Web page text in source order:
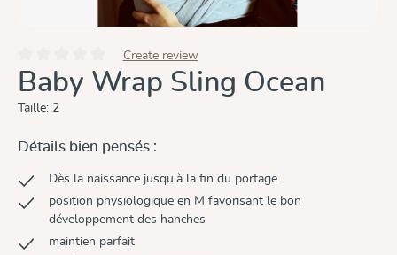
Note moyenne de 0 sur 5 étoiles
Create review
Baby Wrap Sling Ocean
Taille: 2
Détails bien pensés :
Dès la naissance jusqu'à la fin du portage
position physiologique en M favorisant le bon
développement des hanches
maintien parfait